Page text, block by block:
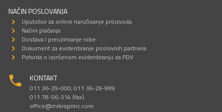
NAČIN POSLOVANJA
Uputstvo za online naručivanje proizvoda
Načini plaćanja
Dostava I preuzimanje robe
Dokument za evidentiranje poslovnih partnera
Potvrda o izvršenom evidentiranju za PDV
KONTAKT
011 36-29-000; 011 36-29-999
011 78-56-314 (fax)
office@mikroprinc.com